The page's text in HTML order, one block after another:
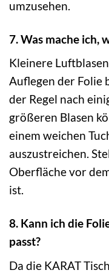
umzusehen.
7. Was mache ich,
Kleinere
Auflegen der Folie
der Regel nach
größeren Blasen
einem weichen
auszustreichen.
Oberfläche vor
ist.
8. Kann ich die
passt?
Da die KARAT